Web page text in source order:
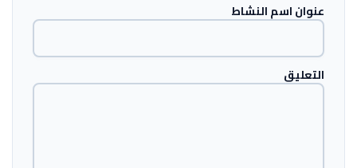
عنوان اسم النشاط
التعليق